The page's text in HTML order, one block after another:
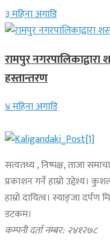
३ महिना अगाडि
रामपुर नगरपालिकाद्वारा
हस्तान्तरण
४ महिना अगाडि
सत्यतथ्य , निष्पक्ष, ताजा
प्रकाशन गर्ने हाम्रो उद्देश्य।
हाम्रो दायित्व। स्याङ्जा दर्पण
डटकम।
कम्पनी दर्ता नम्बर: २४१२७८